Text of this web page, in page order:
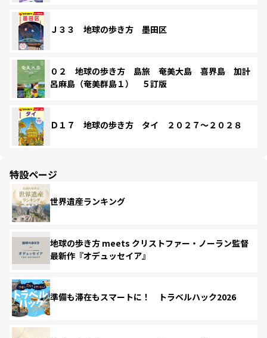
Ｊ３３ 地球の歩き方 墨田区
０２ 地球の歩き方 島旅 奄美大島 喜界島 加計
呂麻島（奄美群島１） ５訂版
Ｄ１７ 地球の歩き方 タイ ２０２７～２０２８
特設ページ
世界遺産ランキング
地球の歩き方 meets クリストファー・ノーラン監督
最新作『オデュッセイア』
準備も滞在もスマートに！ トラベルハック2026